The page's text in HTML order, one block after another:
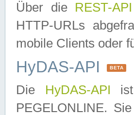
Über die REST-API
HTTP-URLs
mobile Clients oder
HyDAS-API BETA
Die HyDAS-API
PEGELONLINE.